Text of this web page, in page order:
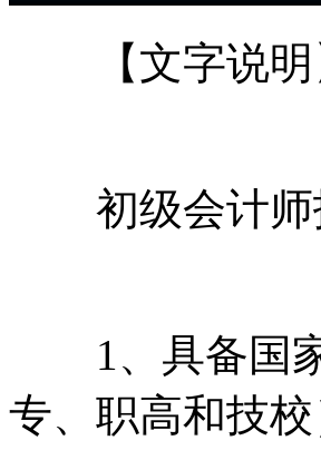
【文字说明
初级会计师
1、具备国家
专、职高和技